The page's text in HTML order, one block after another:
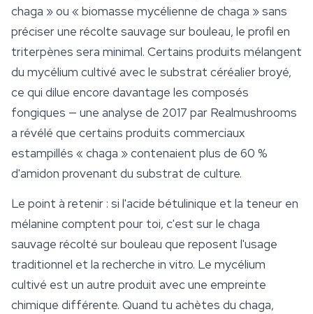
chaga » ou « biomasse mycélienne de chaga » sans
préciser une récolte sauvage sur bouleau, le profil en
triterpènes sera minimal. Certains produits mélangent
du mycélium cultivé avec le substrat céréalier broyé,
ce qui dilue encore davantage les composés
fongiques — une analyse de 2017 par Realmushrooms
a révélé que certains produits commerciaux
estampillés « chaga » contenaient plus de 60 %
d'amidon provenant du substrat de culture.
Le point à retenir : si l'acide bétulinique et la teneur en
mélanine comptent pour toi, c'est sur le chaga
sauvage récolté sur bouleau que reposent l'usage
traditionnel et la recherche in vitro. Le mycélium
cultivé est un autre produit avec une empreinte
chimique différente. Quand tu achètes du chaga,